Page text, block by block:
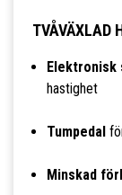
TVÅVÄXLAD
Elektronisk
hastighet
Tumpedal
Minskad